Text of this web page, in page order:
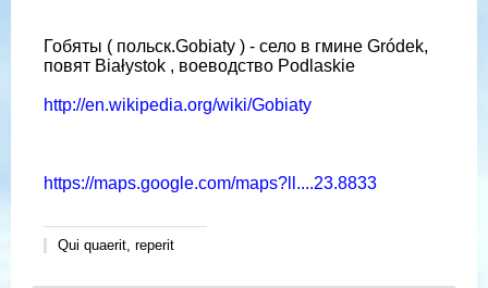
Гобяты ( польск.Gobiaty ) - село в гмине Gródek,
повят Białystok , воеводство Podlaskie
http://en.wikipedia.org/wiki/Gobiaty
https://maps.google.com/maps?ll....23.8833
Qui quaerit, reperit